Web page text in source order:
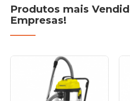
Produtos mais
Empresas!